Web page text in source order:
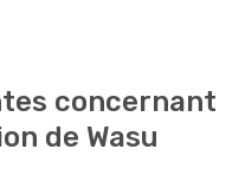
concernant
de Wasu